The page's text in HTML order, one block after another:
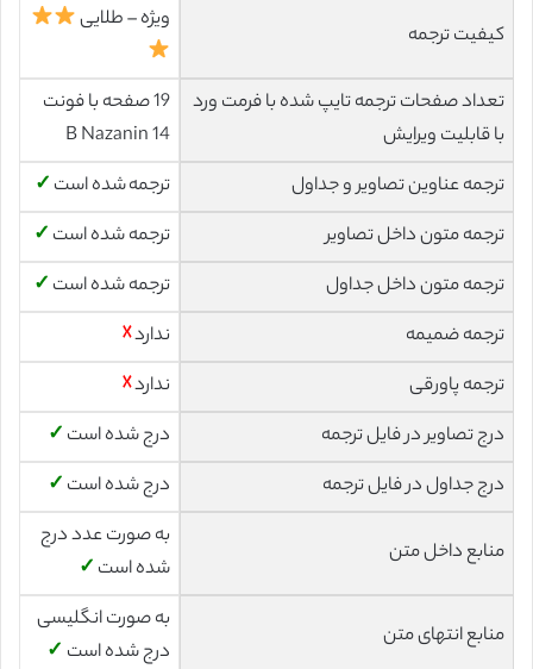
کیفیت ترجمه
ویژه – طلایی
تعداد صفحات ترجمه تایپ شده با فرمت ورد
با قابلیت ویرایش
19 صفحه با فونت
14 B Nazanin
ترجمه عناوین تصاویر و جداول
ترجمه شده است ✓
ترجمه متون داخل تصاویر
ترجمه شده است ✓
ترجمه متون داخل جداول
ترجمه شده است ✓
ترجمه ضمیمه
ندارد☓
ترجمه پاورقی
ندارد☓
درج تصاویر در فایل ترجمه
درج شده است ✓
درج جداول در فایل ترجمه
درج شده است ✓
منابع داخل متن
به صورت عدد درج
شده است ✓
منابع انتهای متن
به صورت انگلیسی
درج شده است ✓